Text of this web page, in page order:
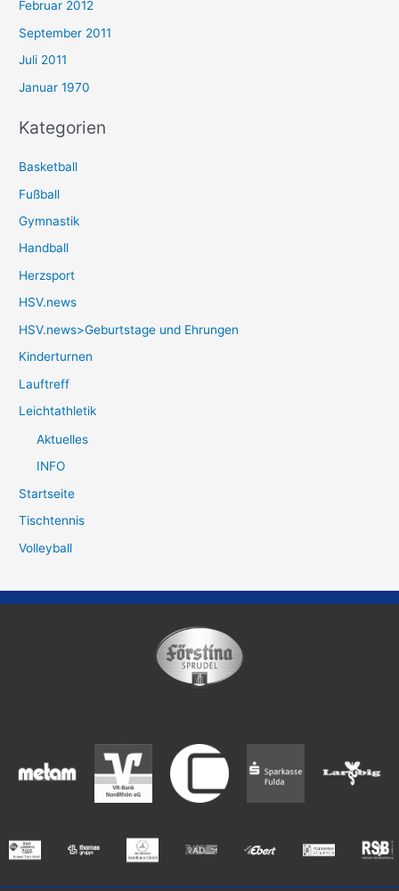
Februar 2012
September 2011
Juli 2011
Januar 1970
Kategorien
Basketball
Fußball
Gymnastik
Handball
Herzsport
HSV.news
HSV.news>Geburtstage und Ehrungen
Kinderturnen
Lauftreff
Leichtathletik
Aktuelles
INFO
Startseite
Tischtennis
Volleyball